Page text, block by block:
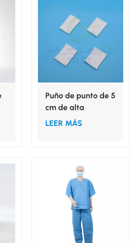
Puño de punto de 5
cm de alta
elasticidad para
LEER MÁS